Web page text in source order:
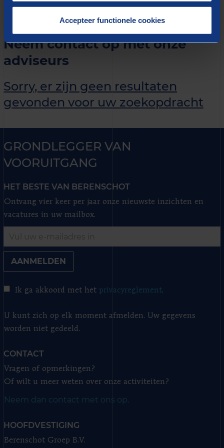
Accepteer functionele cookies
Neem contact op met onze
adviseurs
Sorry, er zijn geen resultaten
gevonden voor uw zoekopdracht
GRONDLEGGER VAN
VOORUITGANG
HET BESTE VAN BERENSCHOT
Ontvang vier keer per jaar onze nieuwste inzichten en
vacatures in uw mailbox.
AANMELDEN
Ik ga akkoord met het privacyreglement.
U kunt zich op elk moment afmelden. Uw gegevens
worden niet gedeeld.
CONTACT
Vragen of opmerkingen?
Of wilt u meer weten over onze activiteiten?
Neem dan contact met ons op.
HOOFDVESTIGING
Berenschot Groep B.V.